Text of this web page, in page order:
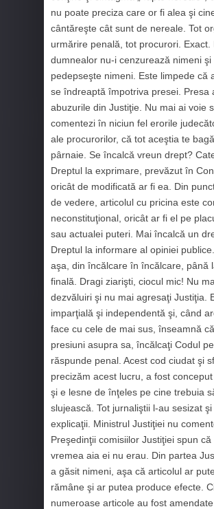
nu poate preciza care or fi alea şi
cântăreşte cât sunt de nereale. Tot
urmărire penală, tot procurori. Exact.
dumnealor nu-i cenzurează nimeni şi
pedepseşte nimeni. Este limpede că
se îndreaptă împotriva presei. Presa
abuzurile din Justiţie. Nu mai ai voie
comentezi în niciun fel erorile
ale procurorilor, că tot aceştia te
pârnaie. Se încalcă vreun drept?
Dreptul la exprimare, prevăzut în
oricât de modificată ar fi ea. Din
de vedere, articolul cu pricina este
neconstituţional, oricât ar fi el pe
sau actualei puteri. Mai încalcă un
Dreptul la informare al opiniei
aşa, din încălcare în încălcare, până
finală. Dragi ziarişti, ciocul mic! Nu
dezvăluiri şi nu mai agresaţi Justiţia.
imparţială şi independentă şi, când
face cu cele de mai sus, înseamnă
presiuni asupra sa, încălcaţi Codul
răspunde penal. Acest cod ciudat şi
precizăm acest lucru, a fost
şi e lesne de înţeles pe cine trebuia
slujească. Tot jurnaliştii l-au sesizat
explicaţii. Ministrul Justiţiei nu
Preşedinţii comisiilor Justiţiei spun că
vremea aia ei nu erau. Din partea
a găsit nimeni, aşa că articolul ar
rămâne şi ar putea produce efecte.
numeroase articole au fost